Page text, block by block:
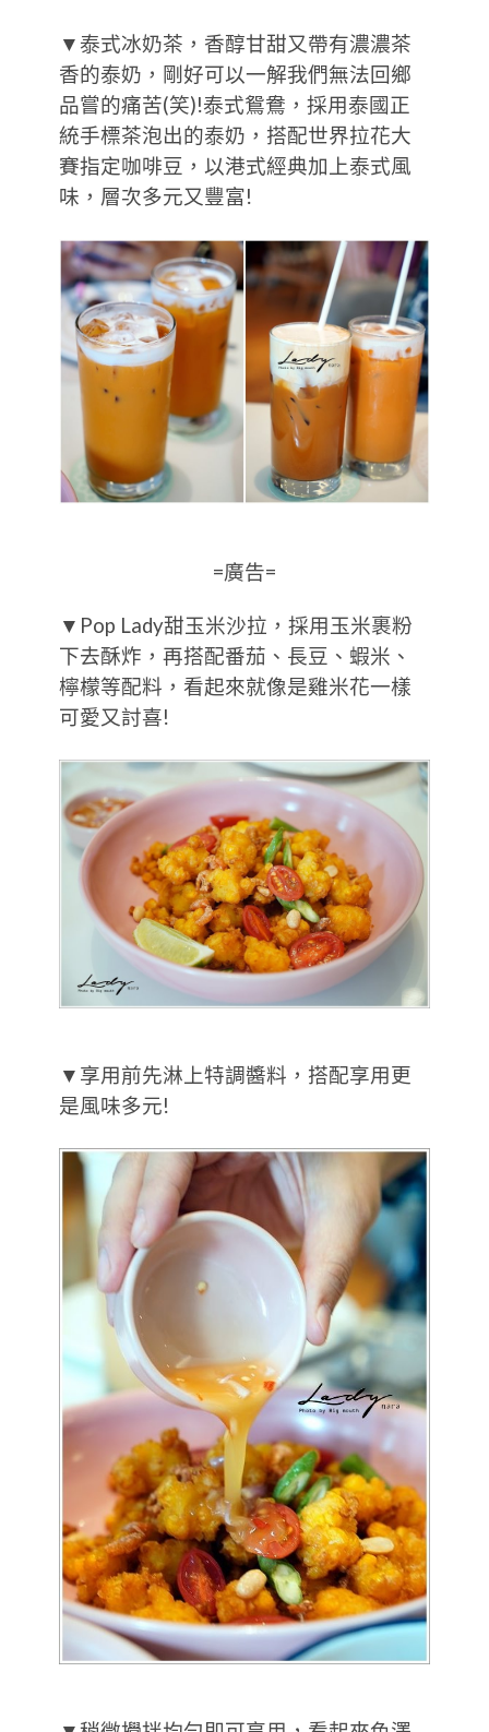
▼泰式冰奶茶，香醇甘甜又帶有濃濃茶
香的泰奶，剛好可以一解我們無法回鄉
品嘗的痛苦(笑)!泰式鴛鴦，採用泰國正
統手標茶泡出的泰奶，搭配世界拉花大
賽指定咖啡豆，以港式經典加上泰式風
味，層次多元又豐富!
=廣告=
▼Pop Lady甜玉米沙拉，採用玉米裹粉
下去酥炸，再搭配番茄、長豆、蝦米、
檸檬等配料，看起來就像是雞米花一樣
可愛又討喜!
▼享用前先淋上特調醬料，搭配享用更
是風味多元!